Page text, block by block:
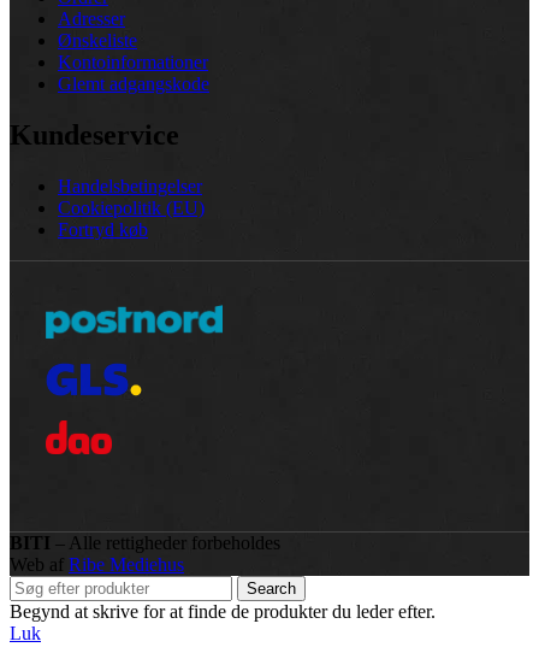
Adresser
Ønskeliste
Kontoinformationer
Glemt adgangskode
Kundeservice
Handelsbetingelser
Cookiepolitik (EU)
Fortryd køb
BITI – Alle rettigheder forbeholdes
Web af Ribe Mediehus
Search
Begynd at skrive for at finde de produkter du leder efter.
Luk